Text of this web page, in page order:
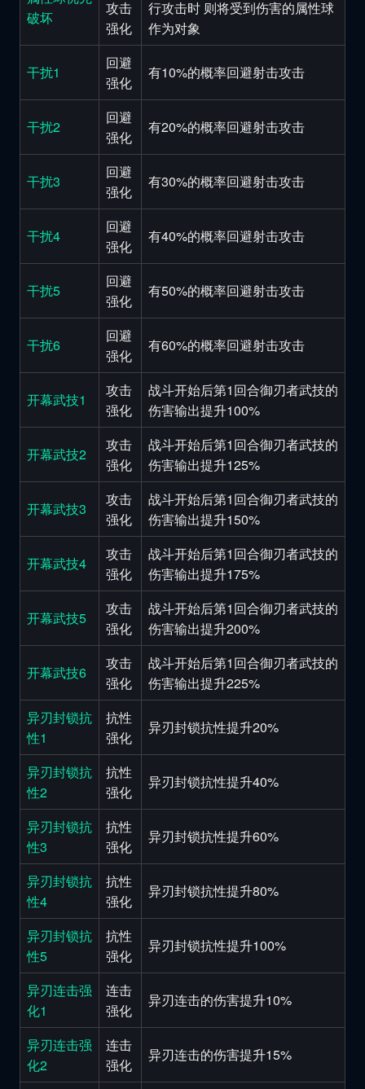
破坏
攻击
强化
行攻击时 则将受到伤害的属性球
作为对象
干扰1
回避
强化
有10%的概率回避射击攻击
干扰2
回避
强化
有20%的概率回避射击攻击
干扰3
回避
强化
有30%的概率回避射击攻击
干扰4
回避
强化
有40%的概率回避射击攻击
干扰5
回避
强化
有50%的概率回避射击攻击
干扰6
回避
强化
有60%的概率回避射击攻击
开幕武技1
攻击
强化
战斗开始后第1回合御刃者武技的
伤害输出提升100%
开幕武技2
攻击
强化
战斗开始后第1回合御刃者武技的
伤害输出提升125%
开幕武技3
攻击
强化
战斗开始后第1回合御刃者武技的
伤害输出提升150%
开幕武技4
攻击
强化
战斗开始后第1回合御刃者武技的
伤害输出提升175%
开幕武技5
攻击
强化
战斗开始后第1回合御刃者武技的
伤害输出提升200%
开幕武技6
攻击
强化
战斗开始后第1回合御刃者武技的
伤害输出提升225%
异刃封锁抗
性1
抗性
强化
异刃封锁抗性提升20%
异刃封锁抗
性2
抗性
强化
异刃封锁抗性提升40%
异刃封锁抗
性3
抗性
强化
异刃封锁抗性提升60%
异刃封锁抗
性4
抗性
强化
异刃封锁抗性提升80%
异刃封锁抗
性5
抗性
强化
异刃封锁抗性提升100%
异刃连击强
化1
连击
强化
异刃连击的伤害提升10%
异刃连击强
化2
连击
强化
异刃连击的伤害提升15%